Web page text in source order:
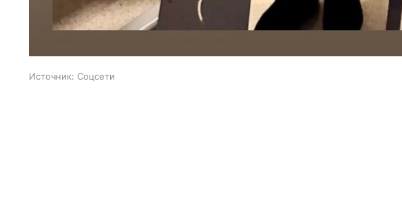
Источник: Соцсети